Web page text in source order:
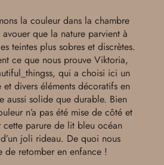
la couleur dans la chambre
que la nature parvient à
teintes plus sobres et discrètes.
ce que nous prouve Viktoria,
, qui a choisi ici un
divers éléments décoratifs en
aussi solide que durable. Bien
n’a pas été mise de côté et
parure de lit bleu océan
joli rideau. De quoi nous
de retomber en enfance !